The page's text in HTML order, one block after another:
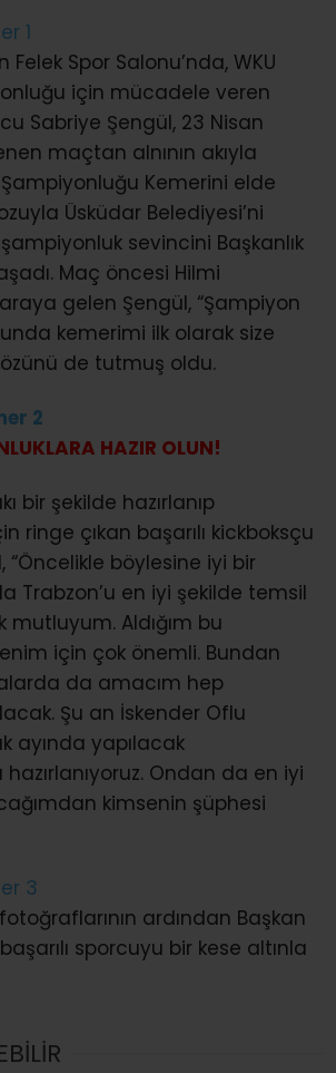
Felek Spor Salonu’nda, WKU
için mücadele veren
Sabriye Şengül, 23 Nisan
maçtan alnının akıyla
Kemerini elde
Üsküdar Belediyesi’ni
sevincini Başkanlık
Maç öncesi Hilmi
gelen Şengül, “Şampiyon
kemerimi ilk olarak size
de tutmuş oldu.
HAZIR OLUN!
bir şekilde hazırlanıp
ringe çıkan başarılı kickboksçu
“Öncelikle böylesine iyi bir
Trabzon’u en iyi şekilde temsil
Aldığım bu
için çok önemli. Bundan
da amacım hep
Şu an İskender Oflu
ayında yapılacak
Ondan da en iyi
kimsenin şüphesi
ardından Başkan
sporcuyu bir kese altınla